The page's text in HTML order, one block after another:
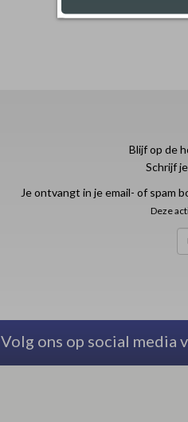
Blijf op de
Schrijf
Je ontvangt in je email- of spam
Deze
Volg ons op social media